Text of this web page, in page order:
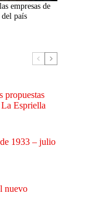
empresas de
país
propuestas
Espriella
1933 – julio
nuevo